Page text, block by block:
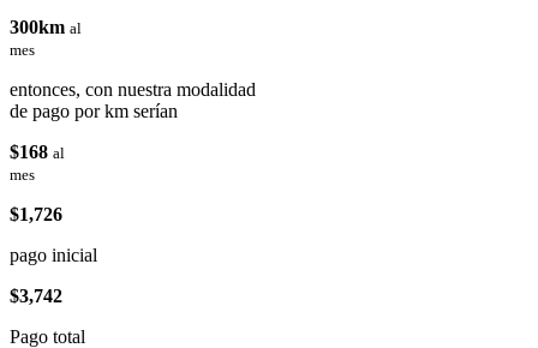
300km al
mes
entonces, con nuestra modalidad
de pago por km serían
$168 al
mes
$1,726
pago inicial
$3,742
Pago total